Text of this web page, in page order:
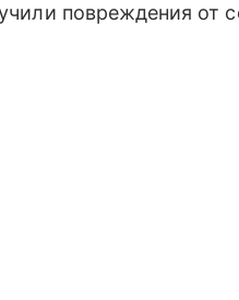
повреждения от